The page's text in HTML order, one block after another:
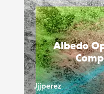
Albedo
Jjjperez